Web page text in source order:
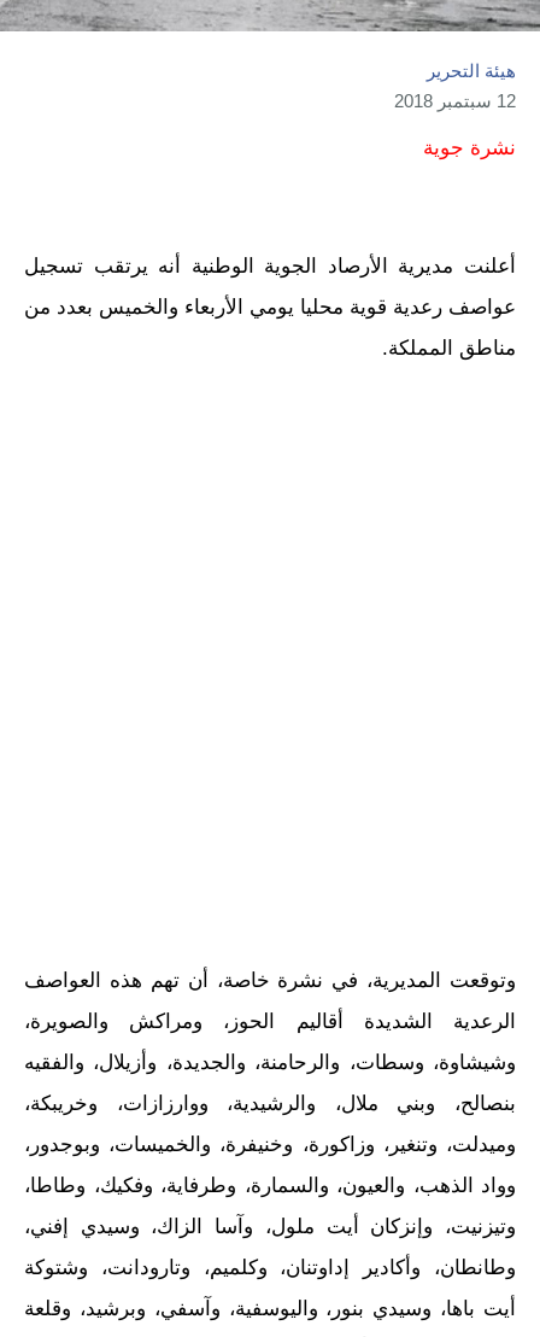
هيئة التحرير
12 سبتمبر 2018
نشرة جوية
أعلنت مديرية الأرصاد الجوية الوطنية أنه يرتقب تسجيل
عواصف رعدية قوية محليا يومي الأربعاء والخميس بعدد من
مناطق المملكة.
وتوقعت المديرية، في نشرة خاصة، أن تهم هذه العواصف
الرعدية الشديدة أقاليم الحوز، ومراكش والصويرة،
وشيشاوة، وسطات، والرحامنة، والجديدة، وأزيلال، والفقيه
بنصالح، وبني ملال، والرشيدية، ووارزازات، وخريبكة،
وميدلت، وتنغير، وزاكورة، وخنيفرة، والخميسات، وبوجدور،
وواد الذهب، والعيون، والسمارة، وطرفاية، وفكيك، وطاطا،
وتيزنيت، وإنزكان أيت ملول، وآسا الزاك، وسيدي إفني،
وطانطان، وأكادير إداوتنان، وكلميم، وتارودانت، وشتوكة
أيت باها، وسيدي بنور، واليوسفية، وآسفي، وبرشيد، وقلعة